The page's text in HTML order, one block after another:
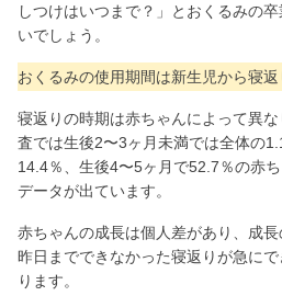
しつけはいつまで？」とおくるみの
いでしょう。
おくるみの使用期間は新生児から寝
寝返りの時期は赤ちゃんによって異
査では生後2〜3ヶ月未満では全体の
14.4％、生後4〜5ヶ月で52.7％の赤
データが出ています。
赤ちゃんの成長は個人差があり、成長
昨日までできなかった寝返りが急に
ります。